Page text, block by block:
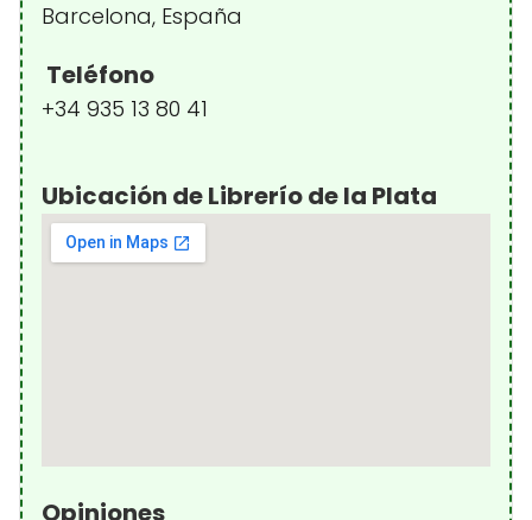
Barcelona, España
Teléfono
+34 935 13 80 41
Ubicación de Librerío de la Plata
Opiniones